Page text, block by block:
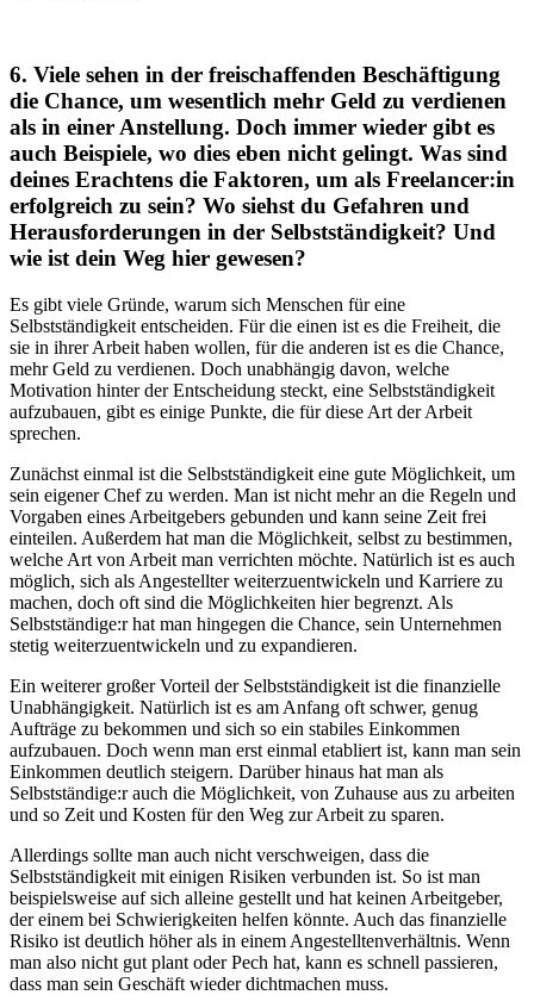
6. Viele sehen in der freischaffenden Beschäftigung
die Chance, um wesentlich mehr Geld zu verdienen
als in einer Anstellung. Doch immer wieder gibt es
auch Beispiele, wo dies eben nicht gelingt. Was sind
deines Erachtens die Faktoren, um als Freelancer:in
erfolgreich zu sein? Wo siehst du Gefahren und
Herausforderungen in der Selbstständigkeit? Und
wie ist dein Weg hier gewesen?
Es gibt viele Gründe, warum sich Menschen für eine
Selbstständigkeit entscheiden. Für die einen ist es die Freiheit, die
sie in ihrer Arbeit haben wollen, für die anderen ist es die Chance,
mehr Geld zu verdienen. Doch unabhängig davon, welche
Motivation hinter der Entscheidung steckt, eine Selbstständigkeit
aufzubauen, gibt es einige Punkte, die für diese Art der Arbeit
sprechen.
Zunächst einmal ist die Selbstständigkeit eine gute Möglichkeit, um
sein eigener Chef zu werden. Man ist nicht mehr an die Regeln und
Vorgaben eines Arbeitgebers gebunden und kann seine Zeit frei
einteilen. Außerdem hat man die Möglichkeit, selbst zu bestimmen,
welche Art von Arbeit man verrichten möchte. Natürlich ist es auch
möglich, sich als Angestellter weiterzuentwickeln und Karriere zu
machen, doch oft sind die Möglichkeiten hier begrenzt. Als
Selbstständige:r hat man hingegen die Chance, sein Unternehmen
stetig weiterzuentwickeln und zu expandieren.
Ein weiterer großer Vorteil der Selbstständigkeit ist die finanzielle
Unabhängigkeit. Natürlich ist es am Anfang oft schwer, genug
Aufträge zu bekommen und sich so ein stabiles Einkommen
aufzubauen. Doch wenn man erst einmal etabliert ist, kann man sein
Einkommen deutlich steigern. Darüber hinaus hat man als
Selbstständige:r auch die Möglichkeit, von Zuhause aus zu arbeiten
und so Zeit und Kosten für den Weg zur Arbeit zu sparen.
Allerdings sollte man auch nicht verschweigen, dass die
Selbstständigkeit mit einigen Risiken verbunden ist. So ist man
beispielsweise auf sich alleine gestellt und hat keinen Arbeitgeber,
der einem bei Schwierigkeiten helfen könnte. Auch das finanzielle
Risiko ist deutlich höher als in einem Angestelltenverhältnis. Wenn
man also nicht gut plant oder Pech hat, kann es schnell passieren,
dass man sein Geschäft wieder dichtmachen muss.